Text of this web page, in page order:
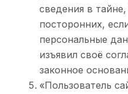
сведения в
посторонних,
персональные
изъявил своё
законное
«Пользователь